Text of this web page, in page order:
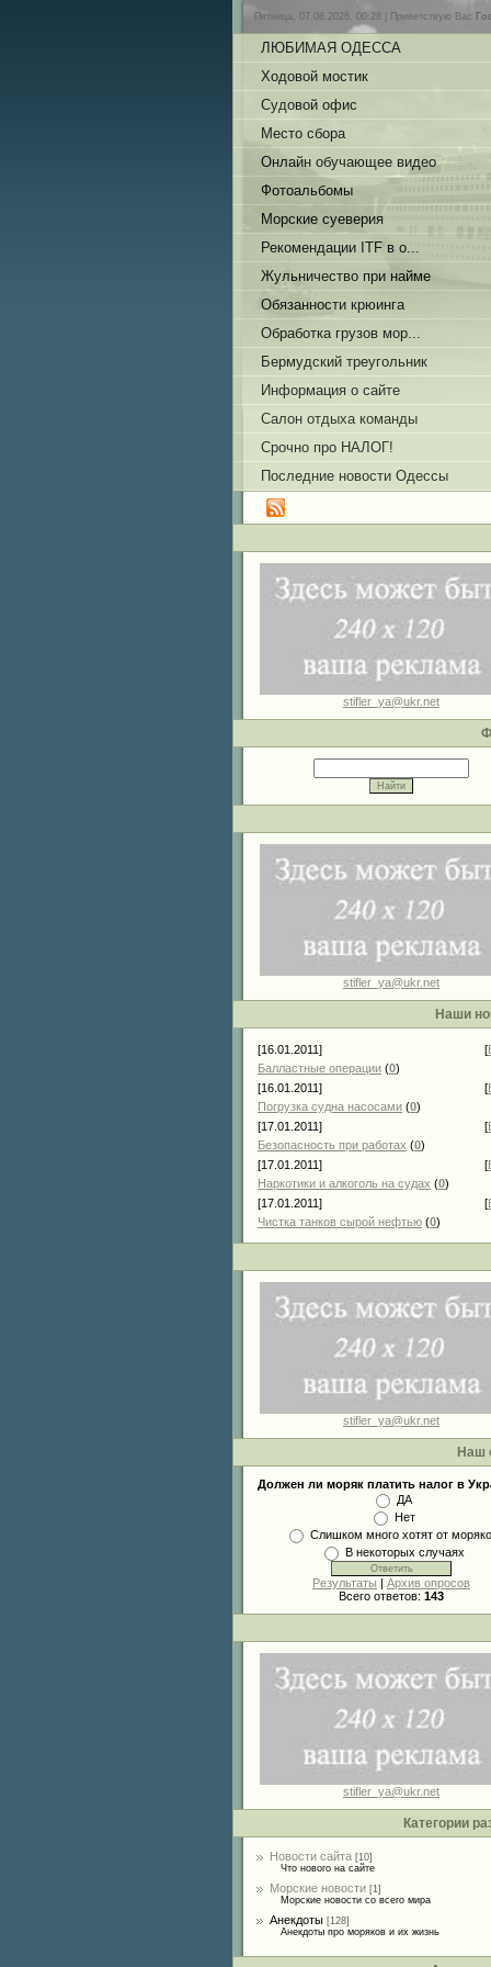
Пятница, 07.08.2026, 00:28 | Приветствую Вас
ЛЮБИМАЯ ОДЕССА
Ходовой мостик
Судовой офис
Место сбора
Онлайн обучающее видео
Фотоальбомы
Морские суеверия
Рекомендации ITF в о...
Жульничество при найме
Обязанности крюинга
Обработка грузов мор...
Бермудский треугольник
Информация о сайте
Салон отдыха команды
Срочно про НАЛОГ!
Последние новости Одессы
stifler_ya@ukr.net
stifler_ya@ukr.net
Наши
[16.01.2011] [
Балластные операции (0)
[16.01.2011]
[
Погрузка судна насосами (0)
[17.01.2011]
[
Безопасность при работах (0)
[17.01.2011]
[
Наркотики и алкоголь на судах (0)
[17.01.2011]
[
Чистка танков сырой нефтью (0)
stifler_ya@ukr.net
Наш
Должен ли моряк платить налог в
ДА
Нет
Слишком много хотят от
В некоторых случаях
Результаты | Архив опросов
Всего ответов: 143
stifler_ya@ukr.net
Категории
Новости сайта [10]
Что нового на сайте
Морские новости [1]
Морские новости со всего мира
Анекдоты [128]
Анекдоты про моряков и их жизнь